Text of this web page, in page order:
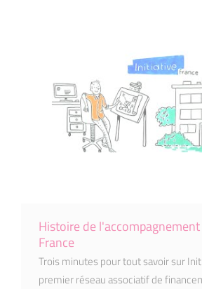
Histoire de
France
Trois minutes pour tout savoir sur
premier réseau associatif de